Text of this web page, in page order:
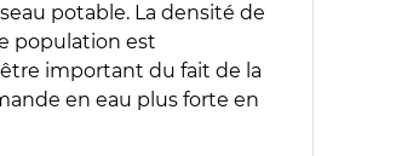
potable. La densité de
population est
important du fait de la
en eau plus forte en